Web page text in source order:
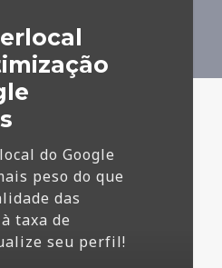
do Google
peso do que
das
taxa de
seu perfil!